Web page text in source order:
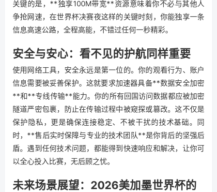
关键的是，**独享100M带宽**资源意味着你不必与其他人
争抢网速，在世界杯决赛夜这样的关键时刻，你能独享一条
信息高速公路，全程高能，不错过任何一秒精彩。
安全与安心：看不见的护航同样重要
使用网络工具，安全永远是第一位的。你的观看行为、账户
信息需要被妥善保护。这就要求加速器具备**数据安全加密
**和**专线传输**能力。你的所有回国访问数据都应被加密
隧道严密包裹，防止在传输过程中被窥探或篡改。这不仅是
保护隐私，更是确保连接稳定、不被干扰的技术基础。同
时，**售后实时保障与专业的技术团队**是你背后的坚强后
盾。遇到任何技术问题，都能得到快速响应和解决，让你可
以全心投入比赛，无后顾之忧。
未来场景展望：2026美加墨世界杯的